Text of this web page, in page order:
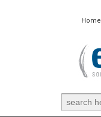
Home
Search
for: